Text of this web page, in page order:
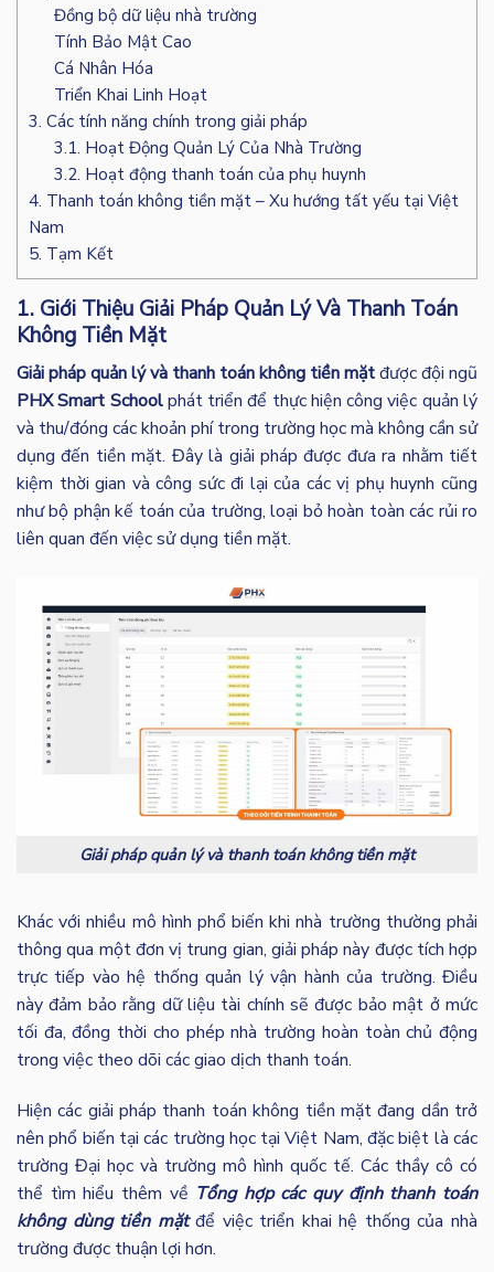
Đồng bộ dữ liệu nhà trường
Tính Bảo Mật Cao
Cá Nhân Hóa
Triển Khai Linh Hoạt
3. Các tính năng chính trong giải pháp
3.1. Hoạt Động Quản Lý Của Nhà Trường
3.2. Hoạt động thanh toán của phụ huynh
4. Thanh toán không tiền mặt – Xu hướng tất yếu tại Việt
Nam
5. Tạm Kết
1. Giới Thiệu Giải Pháp Quản Lý Và Thanh Toán
Không Tiền Mặt
Giải pháp quản lý và thanh toán không tiền mặtđược đội ngũ
PHX Smart Schoolphát triển để thực hiện công việc quản lý
và thu/đóng các khoản phí trong trường học mà không cần sử
dụng đến tiền mặt. Đây là giải pháp được đưa ra nhằm tiết
kiệm thời gian và công sức đi lại của các vị phụ huynh cũng
như bộ phận kế toán của trường, loại bỏ hoàn toàn các rủi ro
liên quan đến việc sử dụng tiền mặt.
Giải pháp quản lý và thanh toán không tiền mặt
Khác với nhiều mô hình phổ biến khi nhà trường thường phải
thông qua một đơn vị trung gian, giải pháp này được tích hợp
trực tiếp vào hệ thống quản lý vận hành của trường. Điều
này đảm bảo rằng dữ liệu tài chính sẽ được bảo mật ở mức
tối đa, đồng thời cho phép nhà trường hoàn toàn chủ động
trong việc theo dõi các giao dịch thanh toán.
Hiện các giải pháp thanh toán không tiền mặt đang dần trở
nên phổ biến tại các trường học tại Việt Nam, đặc biệt là các
trường Đại học và trường mô hình quốc tế. Các thầy cô có
thể tìm hiểu thêm về Tổng hợp các quy định thanh toán
không dùng tiền mặtđể việc triển khai hệ thống của nhà
trường được thuận lợi hơn.